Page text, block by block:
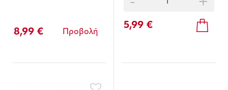
8,99 € Προβολή
5,99 €